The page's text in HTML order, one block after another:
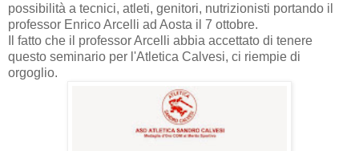
possibilità a tecnici, atleti, genitori, nutrizionisti portando il
professor Enrico Arcelli ad Aosta il 7 ottobre.
Il fatto che il professor Arcelli abbia accettato di tenere
questo seminario per l'Atletica Calvesi, ci riempie di
orgoglio.